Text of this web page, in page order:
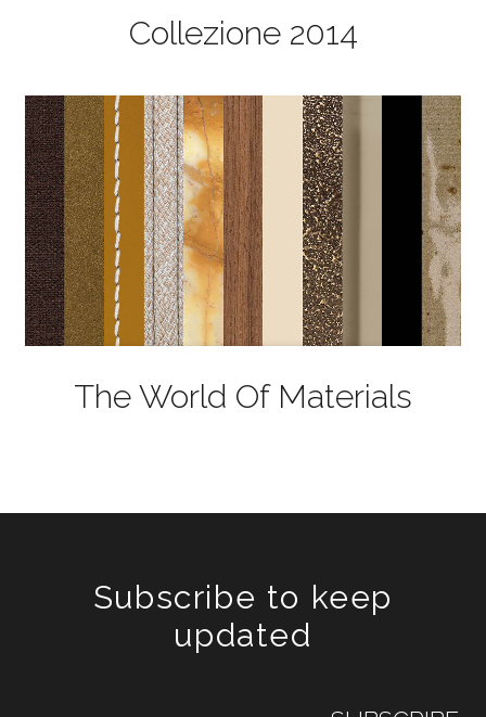
Collezione 2014
The World Of Materials
Subscribe to keep
updated